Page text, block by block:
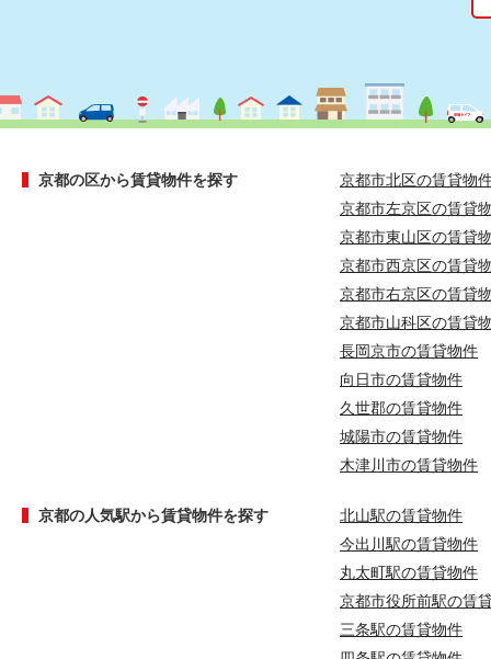
京都の区から賃貸物件を探す
京都市北区の賃貸物
京都市左京区の賃貸
京都市東山区の賃貸
京都市西京区の賃貸
京都市右京区の賃貸
京都市山科区の賃貸
長岡京市の賃貸物件
向日市の賃貸物件
久世郡の賃貸物件
城陽市の賃貸物件
木津川市の賃貸物件
京都の人気駅から賃貸物件を探す
北山駅の賃貸物件
今出川駅の賃貸物件
丸太町駅の賃貸物件
京都市役所前駅の賃
三条駅の賃貸物件